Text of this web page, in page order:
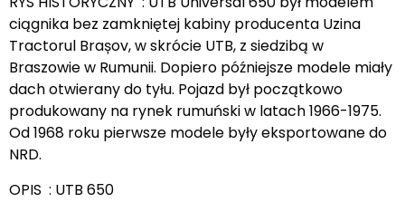
ciągnika bez zamkniętej kabiny producenta Uzina
Tractorul Brașov, w skrócie UTB, z siedzibą w
Braszowie w Rumunii. Dopiero późniejsze modele miały
dach otwierany do tyłu. Pojazd był początkowo
produkowany na rynek rumuński w latach 1966-1975.
Od 1968 roku pierwsze modele były eksportowane do
NRD.
OPIS : UTB 650